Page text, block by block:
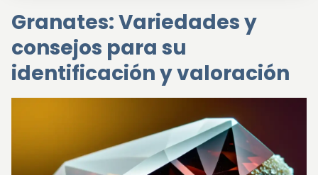
Granates: Variedades y
consejos para su
identificación y valoración